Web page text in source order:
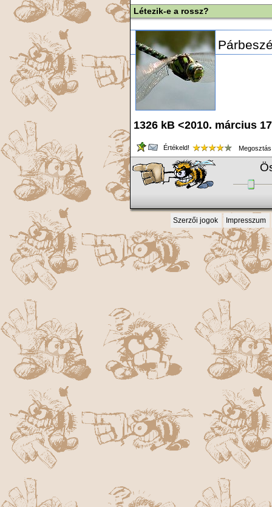
Létezik-e a rossz?
1326 kB <2010. március
Értékeld!
Szerzői jogok Impresszum